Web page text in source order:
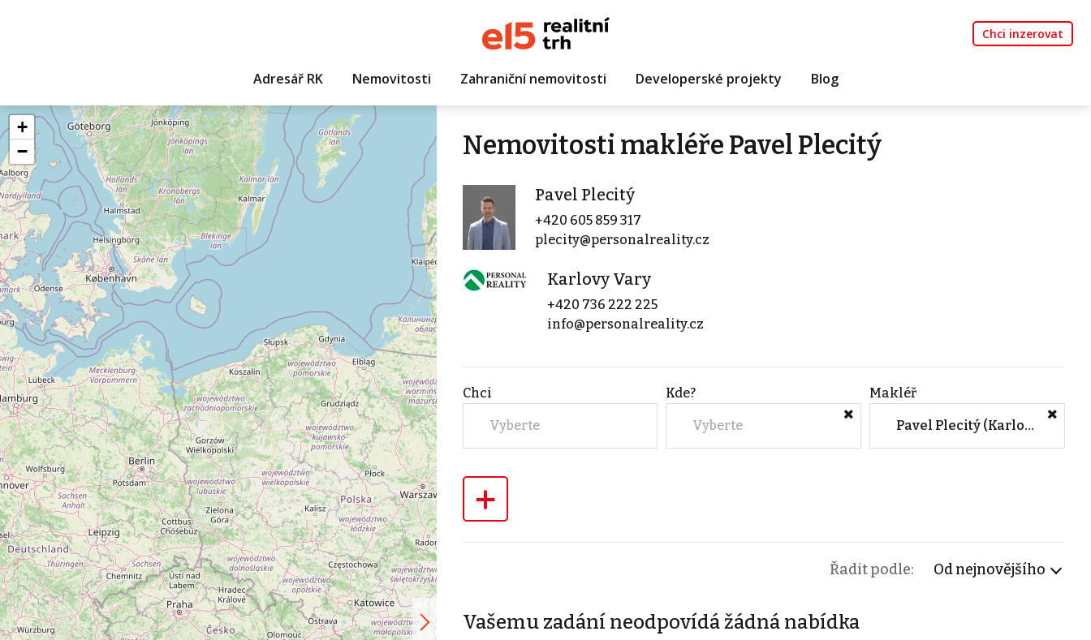
Chci inzerovat
Adresář RK Nemovitosti Zahraniční nemovitosti Developerské projekty Blog
+
−
Nemovitosti makléře Pavel Plecitý
Pavel Plecitý
+420 605 859 317
plecity@personalreality.cz
Karlovy Vary
+420 736 222 225
info@personalreality.cz
Chci
Vyberte
Kde?
Vyberte
Makléř
Pavel Plecitý (Karlovy Vary)
+
Řadit podle: Od nejnovějšího
Vašemu zadání neodpovídá žádná nabídka